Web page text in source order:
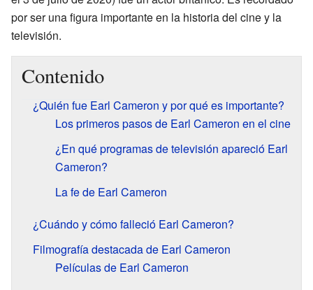
por ser una figura importante en la historia del cine y la
televisión.
Contenido
¿Quién fue Earl Cameron y por qué es importante?
Los primeros pasos de Earl Cameron en el cine
¿En qué programas de televisión apareció Earl
Cameron?
La fe de Earl Cameron
¿Cuándo y cómo falleció Earl Cameron?
Filmografía destacada de Earl Cameron
Películas de Earl Cameron